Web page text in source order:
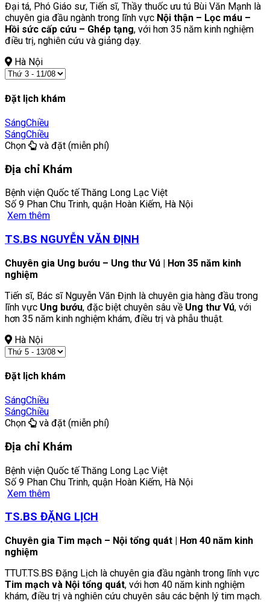
Đại tá, Phó Giáo sư, Tiến sĩ, Thầy thuốc ưu tú Bùi Văn Mạnh là
chuyên gia đầu ngành trong lĩnh vực Nội thận – Lọc máu –
Hồi sức cấp cứu – Ghép tạng, với hơn 35 năm kinh nghiệm
điều trị, nghiên cứu và giảng dạy.
Hà Nội
Đặt lịch khám
SángChiều
SángChiều
Chọn
và đặt (miễn phí)
Địa chỉ Khám
Bệnh viện Quốc tế Thăng Long Lạc Việt
Số 9 Phan Chu Trinh, quận Hoàn Kiếm, Hà Nội
Xem thêm
TS.BS NGUYỄN VĂN ĐỊNH
Chuyên gia Ung bướu – Ung thư Vú | Hơn 35 năm kinh
nghiệm
Tiến sĩ, Bác sĩ Nguyễn Văn Định là chuyên gia hàng đầu trong
lĩnh vực Ung bướu, đặc biệt chuyên sâu về Ung thư Vú, với
hơn 35 năm kinh nghiệm khám, điều trị và phẫu thuật.
Hà Nội
Đặt lịch khám
SángChiều
SángChiều
Chọn
và đặt (miễn phí)
Địa chỉ Khám
Bệnh viện Quốc tế Thăng Long Lạc Việt
Số 9 Phan Chu Trinh, quận Hoàn Kiếm, Hà Nội
Xem thêm
TS.BS ĐẶNG LỊCH
Chuyên gia Tim mạch – Nội tổng quát | Hơn 40 năm kinh
nghiệm
TTUT.TS.BS Đặng Lịch là chuyên gia đầu ngành trong lĩnh vực
Tim mạch và Nội tổng quát, với hơn 40 năm kinh nghiệm
khám, điều trị và nghiên cứu chuyên sâu các bệnh lý tim mạch.